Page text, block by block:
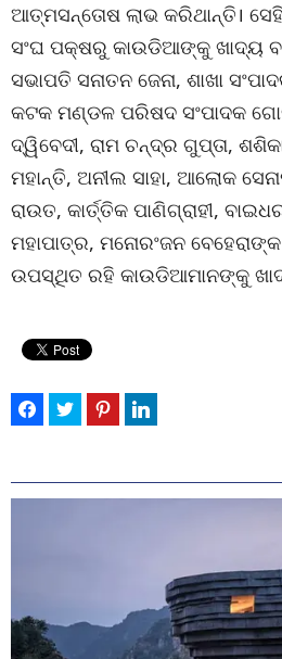
ଆତ୍ମସନ୍ତୋଷ ଲାଭ କରିଥାନ୍ତି।
ସଂଘ ପକ୍ଷରୁ କାଉଡିଆଙ୍କୁ ଖାଦ୍ୟ
ସଭାପତି ସନାତନ ଜେନା, ଶାଖା
କଟକ ମଣ୍ଡଳ ପରିଷଦ ସଂପାଦକ
ଦ୍ୱିବେଦୀ, ରାମ ଚନ୍ଦ୍ର ଗୁପ୍ତା,
ମହାନ୍ତି, ଅନୀଲ ସାହା, ଆଲୋକ
ରାଉତ, କାର୍ତ୍ତିକ ପାଣିଗ୍ରାହୀ,
ମହାପାତ୍ର, ମନୋରଂଜନ ବେହେରାଙ୍କ
ଉପସ୍ଥିତ ରହି କାଉଡିଆମାନଙ୍କୁ